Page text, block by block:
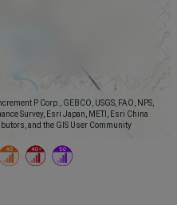
P Corp., GEBCO, USGS, FAO, NPS,
Survey, Esri Japan, METI, Esri China
and the GIS User Community